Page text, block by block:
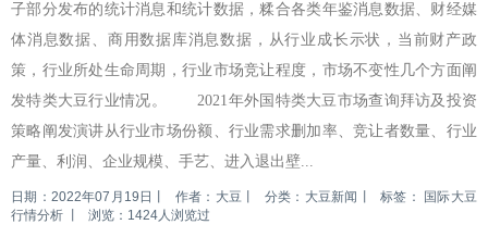
子部分发布的统计消息和统计数据，糅合各类年鉴消息数据、财经媒
体消息数据、商用数据库消息数据，从行业成长示状，当前财产政
策，行业所处生命周期，行业市场竞让程度，市场不变性几个方面阐
发特类大豆行业情况。 2021年外国特类大豆市场查询拜访及投资
策略阐发演讲从行业市场份额、行业需求删加率、竞让者数量、行业
产量、利润、企业规模、手艺、进入退出壁...
日期：2022年07月19日 作者：大豆 分类：大豆新闻 标签：
国际大豆
行情分析
浏览：1424人浏览过